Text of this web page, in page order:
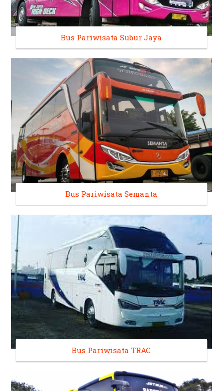
Bus Pariwisata Subur Jaya
Bus Pariwisata Semanta
Bus Pariwisata TRAC